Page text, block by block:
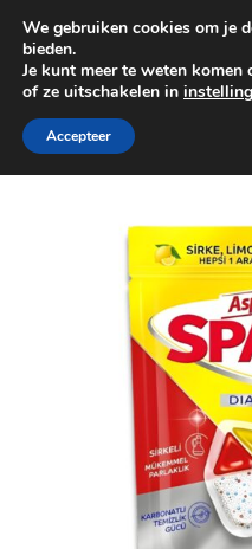
GRATIS
We gebruiken cookies om je
bieden.
Je kunt meer te weten
of ze uitschakelen in
Accepteer